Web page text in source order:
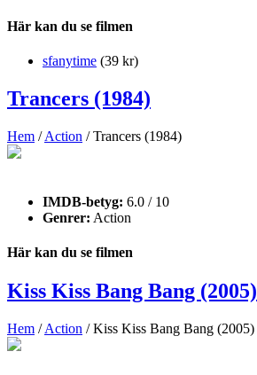
Här kan du se filmen
sfanytime (39 kr)
Trancers (1984)
Hem /Action / Trancers (1984)
IMDB-betyg: 6.0 / 10
Genrer: Action
Här kan du se filmen
Kiss Kiss Bang Bang (2005)
Hem /Action / Kiss Kiss Bang Bang (2005)